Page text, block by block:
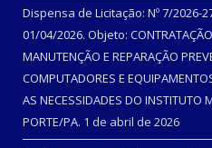
Dispensa de Licitação: Nº 7/2026-
01/04/2026. Objeto: CONTRATAÇÃO
MANUTENÇÃO E REPARAÇÃO
COMPUTADORES E
AS NECESSIDADES DO INSTITUTO
PORTE/PA. 1 de abril de 2026